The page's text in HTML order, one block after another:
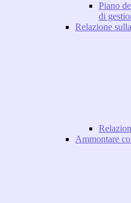
Piano
di
Relazione
Ammontare